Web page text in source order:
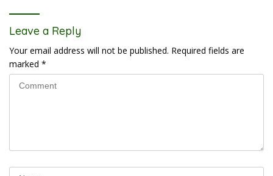
Leave a Reply
Your email address will not be published. Required fields are
marked *